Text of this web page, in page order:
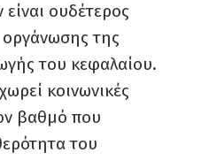
ουδέτερος
της
του κεφαλαίου.
κοινωνικές
βαθμό που
του